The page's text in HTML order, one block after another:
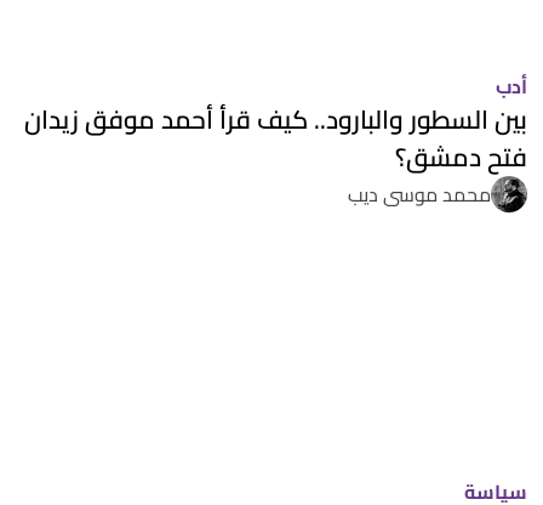
أدب
بين السطور والبارود.. كيف قرأ أحمد موفق زيدان
فتح دمشق؟
محمد موسى ديب
سياسة